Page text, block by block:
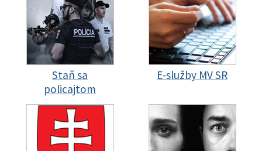
Staň sa
policajtom
E-služby MV SR